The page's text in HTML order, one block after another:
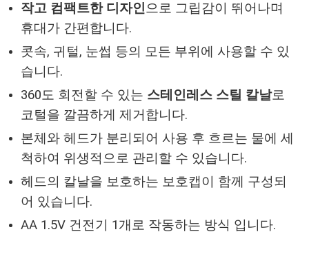
작고 컴팩트한 디자인으로 그립감이 뛰어나며
휴대가 간편합니다.
콧속, 귀털, 눈썹 등의 모든 부위에 사용할 수 있
습니다.
360도 회전할 수 있는 스테인레스 스틸 칼날로
코털을 깔끔하게 제거합니다.
본체와 헤드가 분리되어 사용 후 흐르는 물에 세
척하여 위생적으로 관리할 수 있습니다.
헤드의 칼날을 보호하는 보호캡이 함께 구성되
어 있습니다.
AA 1.5V 건전기 1개로 작동하는 방식 입니다.